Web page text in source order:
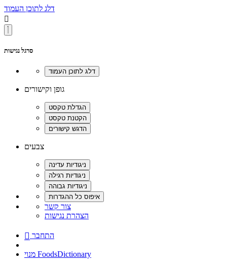
דלג לתוכן העמוד

סרגל נגישות
גופן וקישורים
צבעים
צור קשר
הצהרת נגישות
 התחבר
מנוי FoodsDictionary